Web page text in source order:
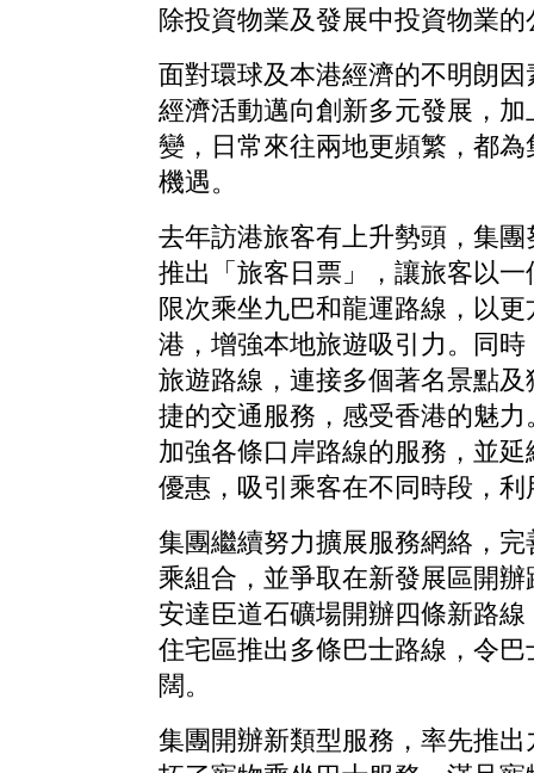
除投資物業及發展中投資物業
面對環球及本港經濟的不明朗
經濟活動邁向創新多元發展，
變，日常來往兩地更頻繁，都
機遇。
去年訪港旅客有上升勢頭，集
推出「旅客日票」，讓旅客以
限次乘坐九巴和龍運路線，以
港，增強本地旅遊吸引力。同
旅遊路線，連接多個著名景點
捷的交通服務，感受香港的魅
加強各條口岸路線的服務，並
優惠，吸引乘客在不同時段，
集團繼續努力擴展服務網絡，
乘組合，並爭取在新發展區開
安達臣道石礦場開辦四條新路
住宅區推出多條巴士路線，令
闊。
集團開辦新類型服務，率先推